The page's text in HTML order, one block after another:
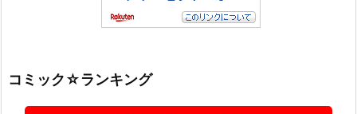
コミック☆ランキング